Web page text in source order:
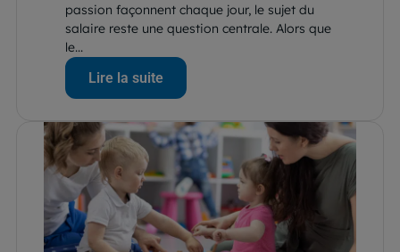
passion façonnent chaque jour, le sujet du
salaire reste une question centrale. Alors que
le...
Lire la suite